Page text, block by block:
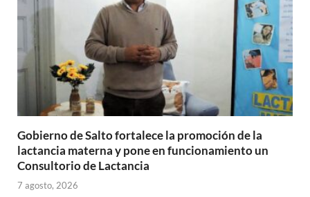
Gobierno de Salto fortalece la promoción de la
lactancia materna y pone en funcionamiento un
Consultorio de Lactancia
7 agosto, 2026